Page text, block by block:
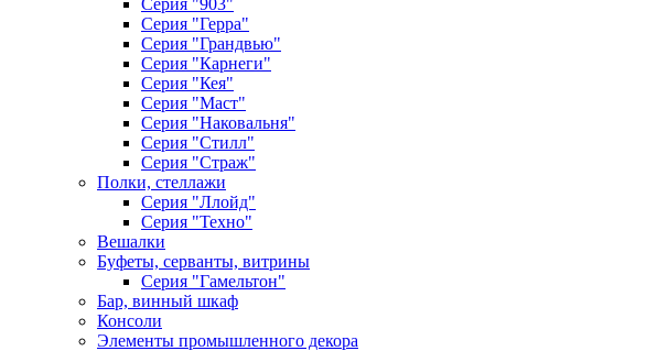
Серия "903"
Серия "Герра"
Серия "Грандвью"
Серия "Карнеги"
Серия "Кея"
Серия "Маст"
Серия "Наковальня"
Серия "Стилл"
Серия "Страж"
Полки, стеллажи
Серия "Ллойд"
Серия "Техно"
Вешалки
Буфеты, серванты, витрины
Серия "Гамельтон"
Бар, винный шкаф
Консоли
Элементы промышленного декора